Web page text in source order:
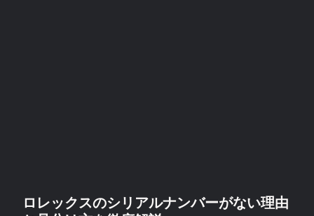
ロレックスのシリアルナンバーがない理由